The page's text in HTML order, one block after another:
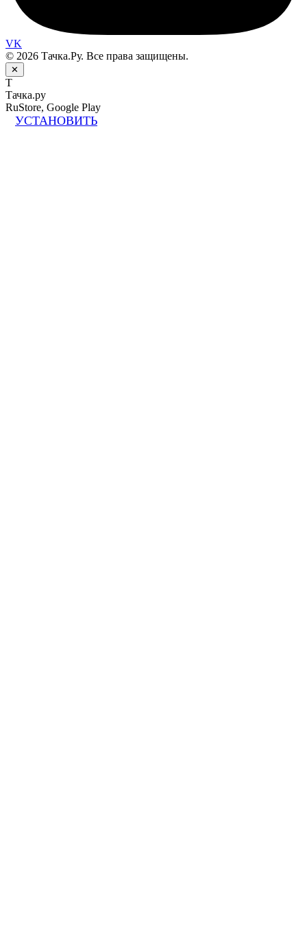
VK
© 2026 Тачка.Ру. Все права защищены.
✕
Т
Тачка.ру
RuStore, Google Play
УСТАНОВИТЬ